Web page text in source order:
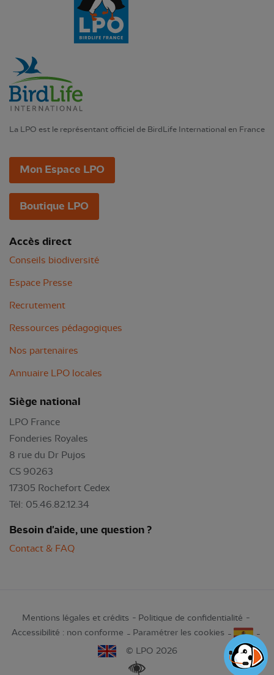
La LPO est le représentant officiel de BirdLife International en France
Mon Espace LPO
Boutique LPO
Accès direct
Conseils biodiversité
Espace Presse
Recrutement
Ressources pédagogiques
Nos partenaires
Annuaire LPO locales
Siège national
LPO France
Fonderies Royales
8 rue du Dr Pujos
CS 90263
17305 Rochefort Cedex
Tél: 05.46.82.12.34
Besoin d'aide, une question ?
Contact & FAQ
Mentions légales et crédits
Politique de confidentialité
Accessibilité : non conforme
Paramétrer les cookies
© LPO 2026